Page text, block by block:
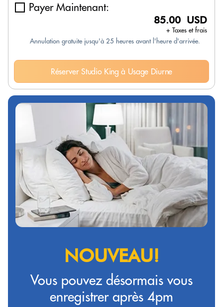
Payer Maintenant:
85.00 USD
+ Taxes et frais
Annulation gratuite jusqu'à 25 heures avant l'heure d'arrivée.
Réserver Studio King à Usage Diurne
NOUVEAU!
Vous pouvez désormais vous
enregistrer après 4pm